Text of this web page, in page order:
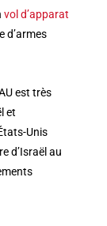
vol d’apparat
d’armes
est très
et
Unis
d’Israël au